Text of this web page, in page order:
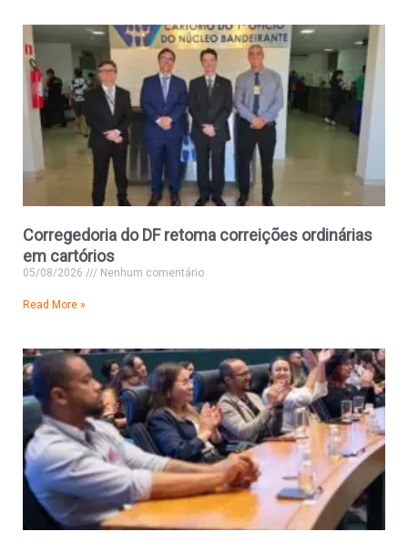
Corregedoria do DF retoma correições ordinárias
em cartórios
05/08/2026 Nenhum comentário
Read More »